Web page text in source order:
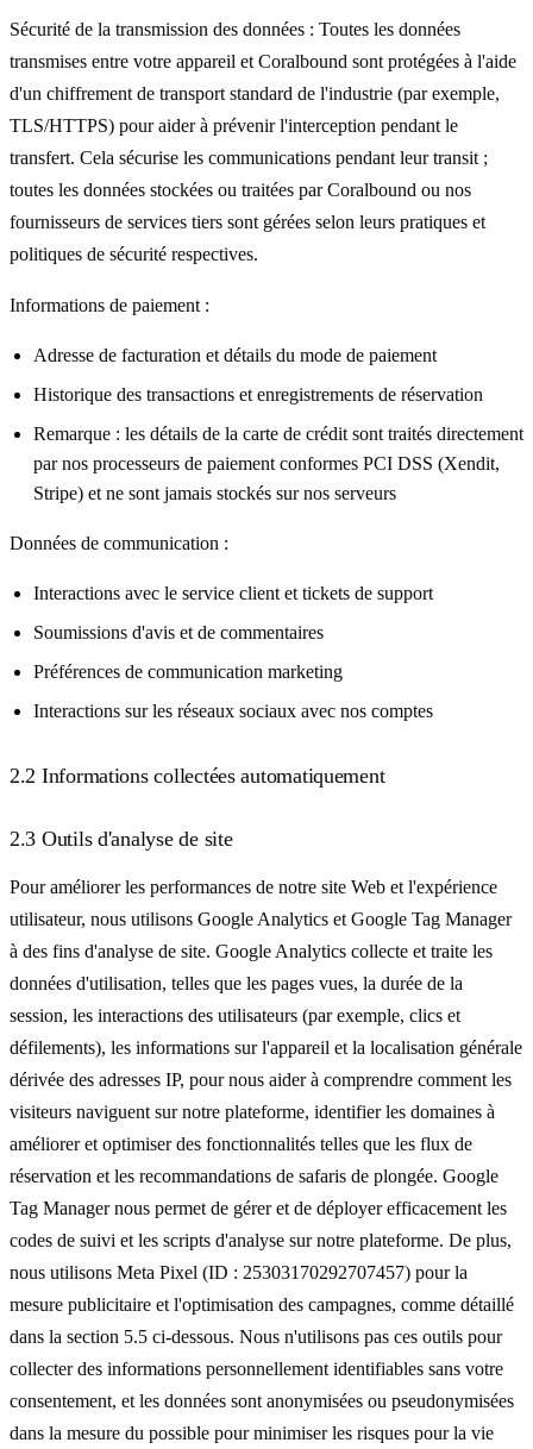
Sécurité de la transmission des données : Toutes les données
transmises entre votre appareil et Coralbound sont protégées à l'aide
d'un chiffrement de transport standard de l'industrie (par exemple,
TLS/HTTPS) pour aider à prévenir l'interception pendant le
transfert. Cela sécurise les communications pendant leur transit ;
toutes les données stockées ou traitées par Coralbound ou nos
fournisseurs de services tiers sont gérées selon leurs pratiques et
politiques de sécurité respectives.
Informations de paiement :
Adresse de facturation et détails du mode de paiement
Historique des transactions et enregistrements de réservation
Remarque : les détails de la carte de crédit sont traités directement
par nos processeurs de paiement conformes PCI DSS (Xendit,
Stripe) et ne sont jamais stockés sur nos serveurs
Données de communication :
Interactions avec le service client et tickets de support
Soumissions d'avis et de commentaires
Préférences de communication marketing
Interactions sur les réseaux sociaux avec nos comptes
2.2 Informations collectées automatiquement
2.3 Outils d'analyse de site
Pour améliorer les performances de notre site Web et l'expérience
utilisateur, nous utilisons Google Analytics et Google Tag Manager
à des fins d'analyse de site. Google Analytics collecte et traite les
données d'utilisation, telles que les pages vues, la durée de la
session, les interactions des utilisateurs (par exemple, clics et
défilements), les informations sur l'appareil et la localisation générale
dérivée des adresses IP, pour nous aider à comprendre comment les
visiteurs naviguent sur notre plateforme, identifier les domaines à
améliorer et optimiser des fonctionnalités telles que les flux de
réservation et les recommandations de safaris de plongée. Google
Tag Manager nous permet de gérer et de déployer efficacement les
codes de suivi et les scripts d'analyse sur notre plateforme. De plus,
nous utilisons Meta Pixel (ID : 25303170292707457) pour la
mesure publicitaire et l'optimisation des campagnes, comme détaillé
dans la section 5.5 ci-dessous. Nous n'utilisons pas ces outils pour
collecter des informations personnellement identifiables sans votre
consentement, et les données sont anonymisées ou pseudonymisées
dans la mesure du possible pour minimiser les risques pour la vie